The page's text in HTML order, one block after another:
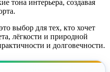
тона интерьера, создавая
выбор для тех, кто хочет
лёгкости и природной
и долговечности.